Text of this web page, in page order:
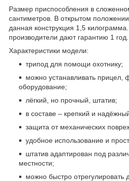
Размер приспособления в
сантиметров. В открытом
данная конструкция 1,5
производители дают гарантию 1 год.
Характеристики модели:
трипод для помощи охотнику;
можно устанавливать прицел,
оборудование;
лёгкий, но прочный, штатив;
в составе – крепкий и
защита от механических
удобное использование и
штатив адаптирован под
местности;
можно быстро отрегулировать